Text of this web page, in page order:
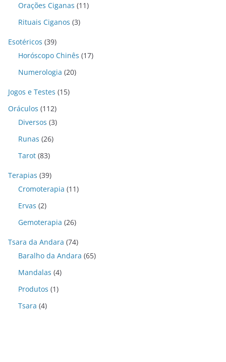
Orações Ciganas (11)
Rituais Ciganos (3)
Esotéricos (39)
Horóscopo Chinês (17)
Numerologia (20)
Jogos e Testes (15)
Oráculos (112)
Diversos (3)
Runas (26)
Tarot (83)
Terapias (39)
Cromoterapia (11)
Ervas (2)
Gemoterapia (26)
Tsara da Andara (74)
Baralho da Andara (65)
Mandalas (4)
Produtos (1)
Tsara (4)